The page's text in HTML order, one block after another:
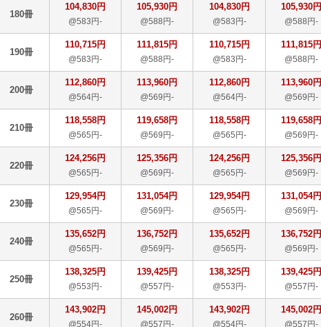
180冊
104,830円
@583円-
105,930円
@588円-
104,830円
@583円-
105,930円
@588円-
190冊
110,715円
@583円-
111,815円
@588円-
110,715円
@583円-
111,815円
@588円-
200冊
112,860円
@564円-
113,960円
@569円-
112,860円
@564円-
113,960円
@569円-
210冊
118,558円
@565円-
119,658円
@569円-
118,558円
@565円-
119,658円
@569円-
220冊
124,256円
@565円-
125,356円
@569円-
124,256円
@565円-
125,356円
@569円-
230冊
129,954円
@565円-
131,054円
@569円-
129,954円
@565円-
131,054円
@569円-
240冊
135,652円
@565円-
136,752円
@569円-
135,652円
@565円-
136,752円
@569円-
250冊
138,325円
@553円-
139,425円
@557円-
138,325円
@553円-
139,425円
@557円-
260冊
143,902円
@554円-
145,002円
@557円-
143,902円
@554円-
145,002円
@557円-